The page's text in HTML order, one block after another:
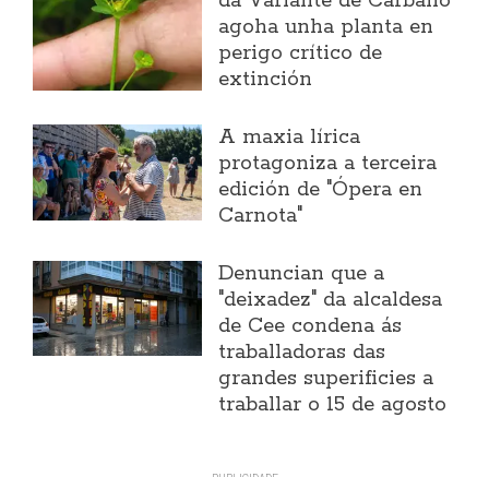
agoha unha planta en
perigo crítico de
extinción
A maxia lírica
protagoniza a terceira
edición de "Ópera en
Carnota"
Denuncian que a
"deixadez" da alcaldesa
de Cee condena ás
traballadoras das
grandes superificies a
traballar o 15 de agosto